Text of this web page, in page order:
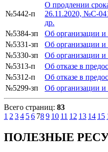
№5442-п
О продлении
26.11.2020, №С-
др.
№5384-зп Об организации
№5331-зп
Об организации
№5330-зп
Об организации
№5313-п
Об отказе в
№5312-п
Об отказе в
№5299-зп
Об организации
Всего страниц: 83
1 234 56 789 10 11 12 13 14 15
ПОЛЕЗНЫЕ